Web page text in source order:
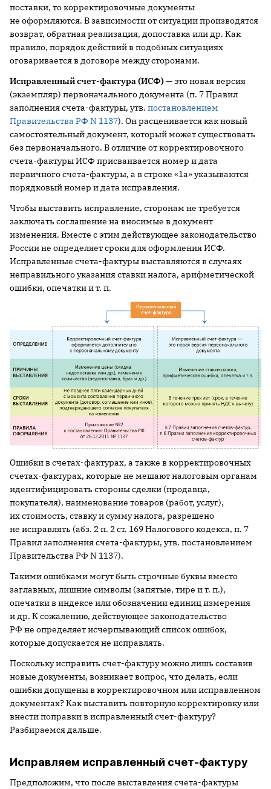
поставки, то корректировочные документы
не оформляются. В зависимости от ситуации производятся
возврат, обратная реализация, допоставка или др. Как
правило, порядок действий в подобных ситуациях
оговаривается в договоре между сторонами.
Исправленный счет-фактура (ИСФ)— это новая версия
(экземпляр) первоначального документа (п. 7 Правил
заполнения счета-фактуры, утв. постановлением
Правительства РФ N 1137). Он расценивается как новый
самостоятельный документ, который может существовать
без первоначального. В отличие от корректировочного
счета-фактуры ИСФ присваивается номер и дата
первичного счета-фактуры, а в строке «1а» указываются
порядковый номер и дата исправления.
Чтобы выставить исправление, сторонам не требуется
заключать соглашение на вносимые в документ
изменения. Вместе с этим действующее законодательство
России не определяет сроки для оформления ИСФ.
Исправленные счета-фактуры выставляются в случаях
неправильного указания ставки налога, арифметической
ошибки, опечатки и т. п.
Ошибки в счетах-фактурах, а также в корректировочных
счетах-фактурах, которые не мешают налоговым органам
идентифицировать стороны сделки (продавца,
покупателя), наименование товаров (работ, услуг),
их стоимость, ставку и сумму налога, разрешено
не исправлять (абз. 2 п. 2 ст. 169 Налогового кодекса, п. 7
Правил заполнения счета-фактуры, утв. постановлением
Правительства РФ N 1137).
Такими ошибками могут быть строчные буквы вместо
заглавных, лишние символы (запятые, тире и т. п.),
опечатки в индексе или обозначении единиц измерения
и др. К сожалению, действующее законодательство
РФ не определяет исчерпывающий список ошибок,
которые допускается не исправлять.
Поскольку исправить счет-фактуру можно лишь составив
новые документы, возникает вопрос, что делать, если
ошибки допущены в корректировочном или исправленном
документах? Как выставить повторную корректировку или
внести поправки в исправленный счет-фактуру?
Разбираемся дальше.
Исправляем исправленный счет-фактуру
Предположим, что после выставления счета-фактуры